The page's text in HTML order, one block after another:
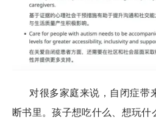
对很多家庭来说，自闭症带
断书里。孩子想吃什么、想玩